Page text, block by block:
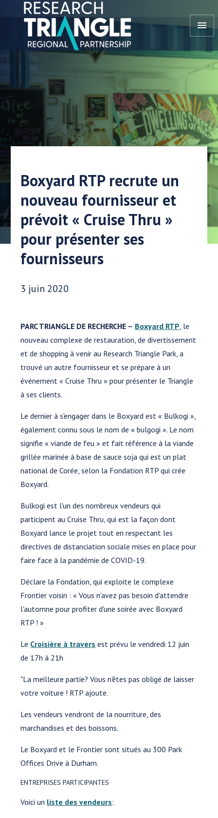
Aller au contenu
menu
Boxyard RTP recrute un
nouveau fournisseur et
prévoit « Cruise Thru »
pour présenter ses
fournisseurs
Date publiée:
3 juin 2020
PARC TRIANGLE DE RECHERCHE – Boxyard RTP , le
nouveau complexe de restauration, de divertissement
et de shopping à venir au Research Triangle Park, a
trouvé un autre fournisseur et se prépare à un
événement « Cruise Thru » pour présenter le Triangle
à ses clients.
Le dernier à s'engager dans le Boxyard est « Bulkogi »,
également connu sous le nom de « bulgogi ». Le nom
signifie « viande de feu » et fait référence à la viande
grillée marinée à base de sauce soja qui est un plat
national de Corée, selon la Fondation RTP qui crée
Boxyard.
Bulkogi est l'un des nombreux vendeurs qui
participent au Cruise Thru, qui est la façon dont
Boxyard lance le projet tout en respectant les
directives de distanciation sociale mises en place pour
faire face à la pandémie de COVID-19.
Déclare la Fondation, qui exploite le complexe
Frontier voisin : « Vous n'avez pas besoin d'attendre
l'automne pour profiter d'une soirée avec Boxyard
RTP ! »
Le Croisière à travers est prévu le vendredi 12 juin
de 17h à 21h
"La meilleure partie? Vous n'êtes pas obligé de laisser
votre voiture ! RTP ajoute.
Les vendeurs vendront de la nourriture, des
marchandises et des boissons.
Le Boxyard et le Frontier sont situés au 300 Park
Offices Drive à Durham.
ENTREPRISES PARTICIPANTES
Voici un liste des vendeurs: